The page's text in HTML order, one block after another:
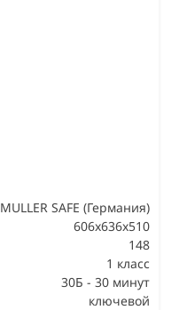
MULLER SAFE (Германия)
606x636x510
148
1 класс
30Б - 30 минут
ключевой